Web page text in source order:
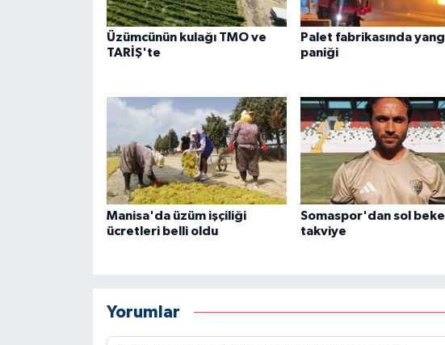
Üzümcünün kulağı TMO ve
TARİŞ'te
Palet fabrikasında
paniği
Manisa'da üzüm işçiliği
ücretleri belli oldu
Somaspor'dan sol beke
takviye
Yorumlar